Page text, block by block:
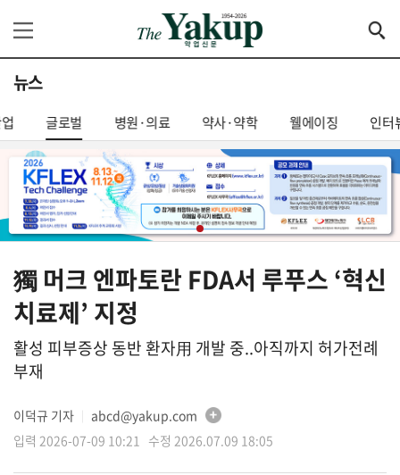
뉴스
글로벌 병원·의료 약사·약학 웰에이징 인터
獨 머크 엔파토란 FDA서 루푸스 ‘혁신
치료제’ 지정
활성 피부증상 동반 환자用 개발 중..아직까지 허가전례
부재
이덕규 기자
abcd@yakup.com
입력 2026-07-09 10:21 수정 2026.07.09 18:05